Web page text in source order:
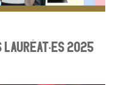
LAURÉAT·ES 2025